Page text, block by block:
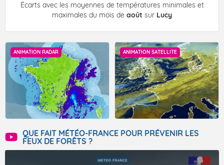
Écarts avec les moyennes de températures minimales et
maximales du mois de août sur Lucy
ANIMATION RADAR ANIMATION SATELLITE
QUE FAIT MÉTÉO-FRANCE POUR PRÉVENIR LES
FEUX DE FORÊTS ?